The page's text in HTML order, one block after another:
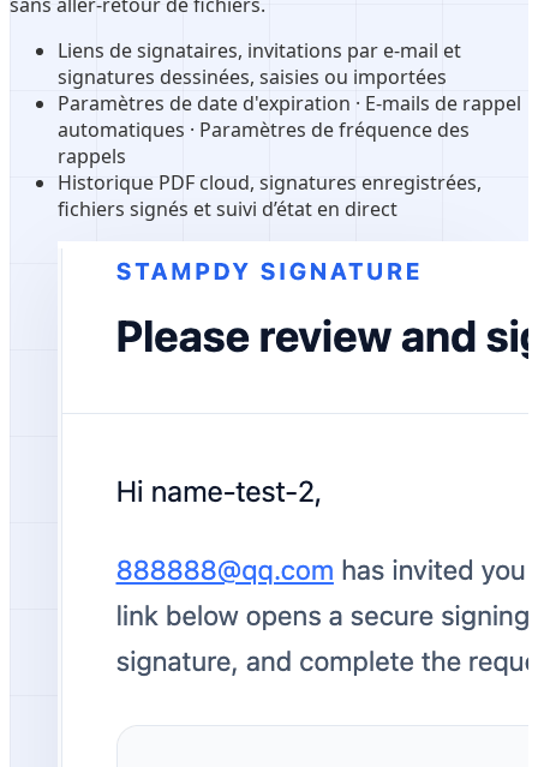
Liens de signataires, invitations par e-mail et
signatures dessinées, saisies ou importées
Paramètres de date d'expiration · E-mails de rappel
automatiques · Paramètres de fréquence des
rappels
Historique PDF cloud, signatures enregistrées,
fichiers signés et suivi d’état en direct